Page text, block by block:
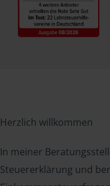
Herzlich willkommen
In meiner
Steuererklärung und